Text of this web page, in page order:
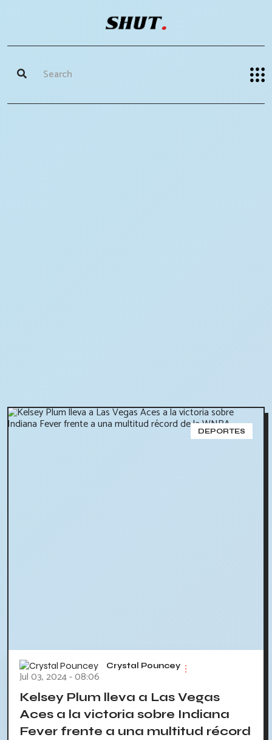
DEPORTES
Crystal Pouncey
Jul 03, 2024 - 08:06
Kelsey Plum lleva a Las Vegas
Aces a la victoria sobre Indiana
Fever frente a una multitud récord